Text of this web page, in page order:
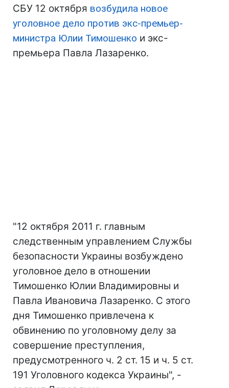
СБУ 12 октября возбудила новое
уголовное дело против экс-премьер-
министра Юлии Тимошенко и экс-
премьера Павла Лазаренко.
"12 октября 2011 г. главным
следственным управлением Службы
безопасности Украины возбуждено
уголовное дело в отношении
Тимошенко Юлии Владимировны и
Павла Ивановича Лазаренко. С этого
дня Тимошенко привлечена к
обвинению по уголовному делу за
совершение преступления,
предусмотренного ч. 2 ст. 15 и ч. 5 ст.
191 Уголовного кодекса Украины", -